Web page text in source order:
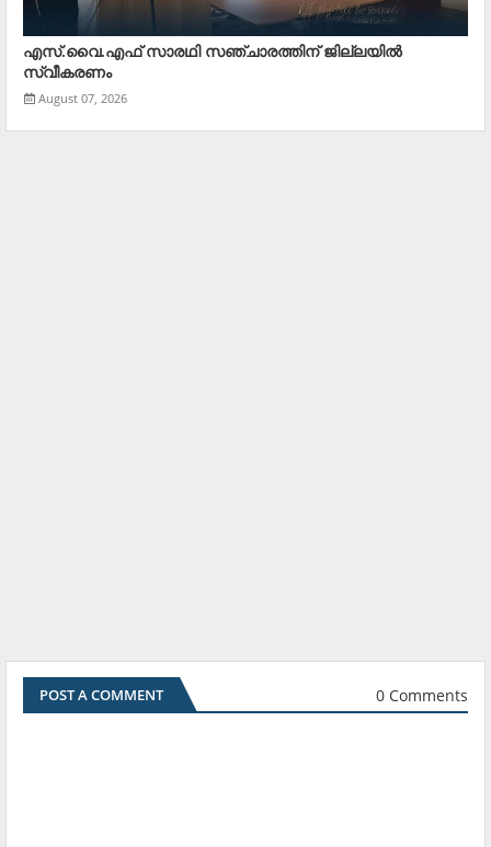
എസ്.വൈ.എഫ് സാരഥി സഞ്ചാരത്തിന് ജില്ലയില്‍
സ്വീകരണം
August 07, 2026
POST A COMMENT 0 Comments